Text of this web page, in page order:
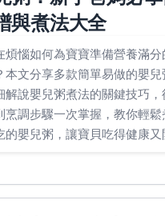
與煮法大全
煩惱如何為寶寶準備營養滿分
本文分享多款簡單易做的嬰兒
解說嬰兒粥煮法的關鍵技巧
烹調步驟一次掌握，教你輕
的嬰兒粥，讓寶貝吃得健康又